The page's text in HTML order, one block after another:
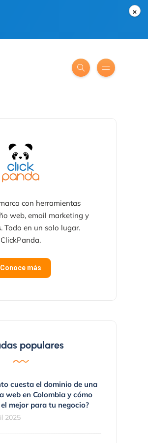
×
con herramientas
web, email marketing y
Todo en un solo lugar.
ClickPanda.
Conoce más
populares
cuesta el dominio de una
web en Colombia y cómo
mejor para tu negocio?
2025